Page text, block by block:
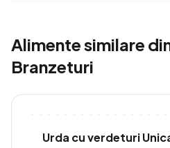
Alimente similare
Branzeturi
Urda cu verdeturi